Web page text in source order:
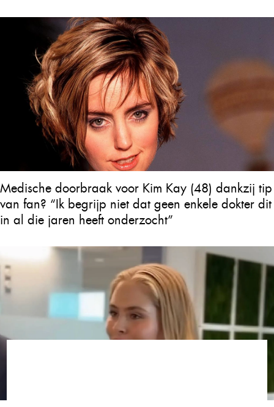
Medische doorbraak voor Kim Kay (48) dankzij tip
van fan? “Ik begrijp niet dat geen enkele dokter dit
in al die jaren heeft onderzocht”